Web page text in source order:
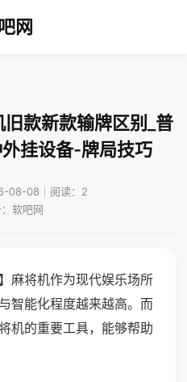
网
款新款输牌区别_普
挂设备-牌局技巧
08-08｜阅读：2
软吧网
麻将机作为现代娱乐场所
智能化程度越来越高。而
机的重要工具，能够帮助